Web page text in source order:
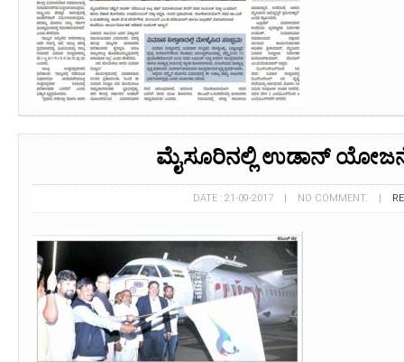
ಮೈಸೂರಿನಲ್ಲಿ ಉಡಾನ್
DATE : 21-09-2017 | NO COMMENT. |